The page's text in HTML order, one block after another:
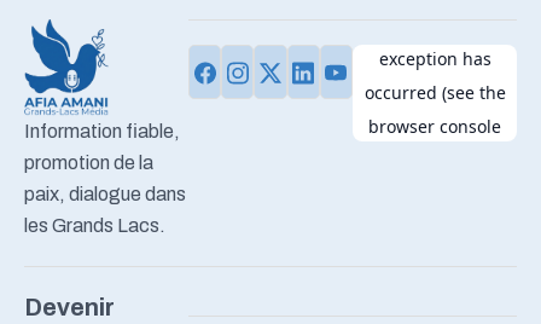
Information fiable,
promotion de la
paix, dialogue dans
les Grands Lacs.
Devenir